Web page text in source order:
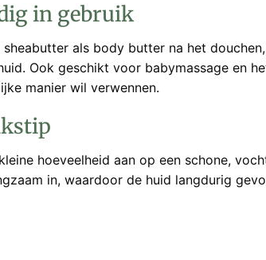
in gebruik
sheabutter als body butter na het
Ook geschikt voor babymassage en
manier wil verwennen.
hoeveelheid aan op een schone,
in, waardoor de huid langdurig